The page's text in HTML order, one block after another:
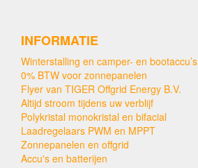
INFORMATIE
Winterstalling en camper- en bootaccu’s
0% BTW voor zonnepanelen
Flyer van TIGER Offgrid Energy B.V.
Altijd stroom tijdens uw verblijf
Polykristal monokristal en bifacial
Laadregelaars PWM en MPPT
Zonnepanelen en offgrid
Accu's en batterijen